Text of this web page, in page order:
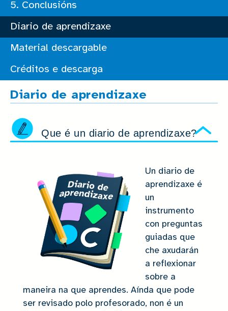
5. Conclusións
Diario de aprendizaxe
Material descargable
Créditos e descarga
Diario de aprendizaxe
Que é un diario de aprendizaxe?
Un diario de
aprendizaxe é
un
instrumento
con preguntas
guiadas que
che axudarán
a reflexionar
sobre a
maneira na que aprendes. Aínda que pode
ser revisado polo profesorado, non é un